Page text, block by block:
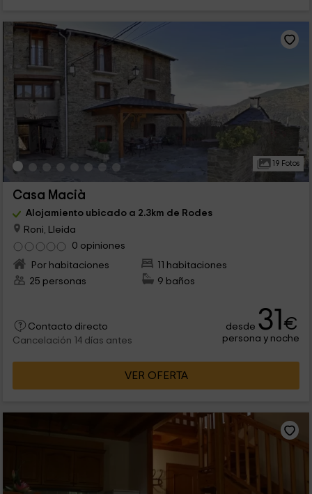
19 Fotos
Casa Macià
Alojamiento ubicado a 2.3km de Rodes
Roni, Lleida
0 opiniones
Por habitaciones
11 habitaciones
25 personas
9 baños
Contacto directo
Cancelación 14 días antes
desde 31€
persona y noche
VER OFERTA